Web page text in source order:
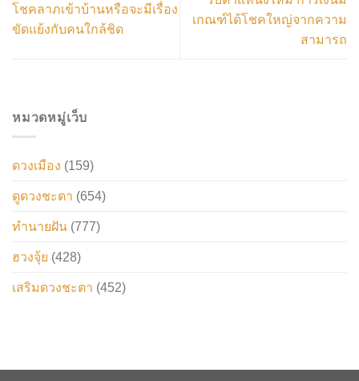
โชคลาภเข้าบ้านหรือจะมีเรื่อง
ขัดแย้งกับคนใกล้ชิด
เกณฑ์ได้โชคใหญ่จากความ
สามารถ
หมวดหมู่เว็บ
ดวงเมือง (159)
ดูดวงชะตา (654)
ทำนายฝัน (777)
ฮวงจุ้ย (428)
เสริมดวงชะตา (452)